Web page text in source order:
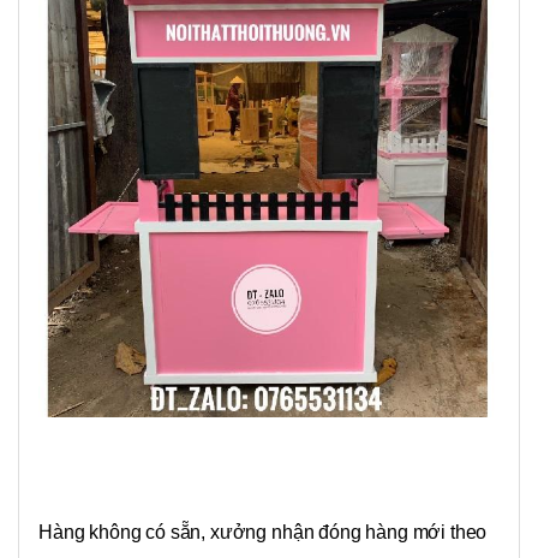
Hàng không có sẵn, xưởng nhận đóng hàng mới theo